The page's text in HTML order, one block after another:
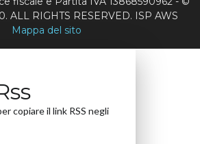
ALL RIGHTS RESERVED. ISP AWS
Mappa del sito
copiare il link RSS negli